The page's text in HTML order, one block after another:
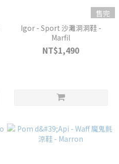
售完
Igor - Sport 沙灘洞洞鞋 -
Marfil
NT$1,490